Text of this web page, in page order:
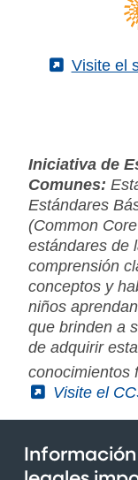
Visite el
Iniciativa de
Comunes:
Estándares
(Common
estándares de
comprensión
conceptos y
niños
que brinden a
de adquirir
conocimientos
(External)
Visite el